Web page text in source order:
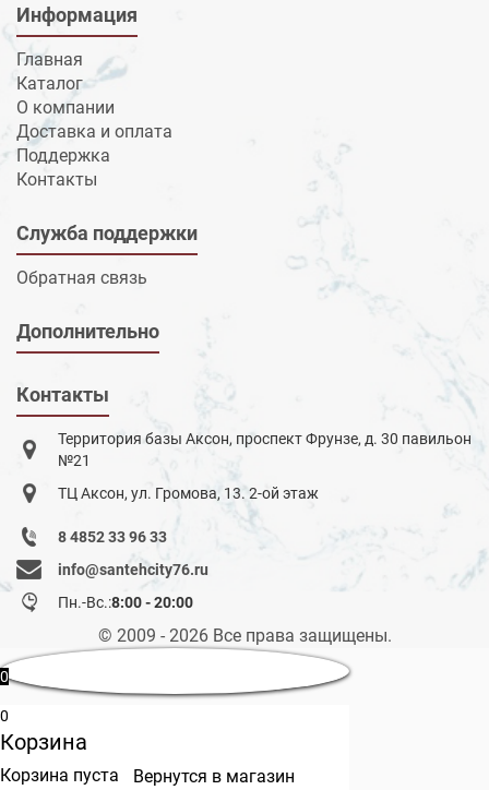
Информация
Главная
Каталог
О компании
Доставка и оплата
Поддержка
Контакты
Служба поддержки
Обратная связь
Дополнительно
Контакты
Территория базы Аксон, проспект Фрунзе, д. 30 павильон
№21
ТЦ Аксон, ул. Громова, 13. 2-ой этаж
8 4852 33 96 33
info@santehcity76.ru
Пн.-Вс.:8:00 - 20:00
© 2009 - 2026 Все права защищены.
0
0
Корзина
Корзина пуста Вернутся в магазин